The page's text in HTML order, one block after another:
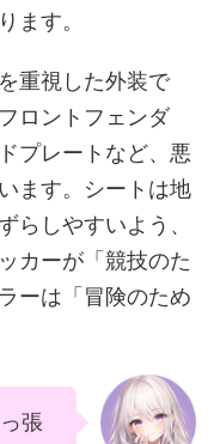
ます。
重視した外装で
ロントフェンダ
プレートなど、悪
ます。シートは地
らしやすいよう、
カーが「競技のた
ーは「冒険のため
張